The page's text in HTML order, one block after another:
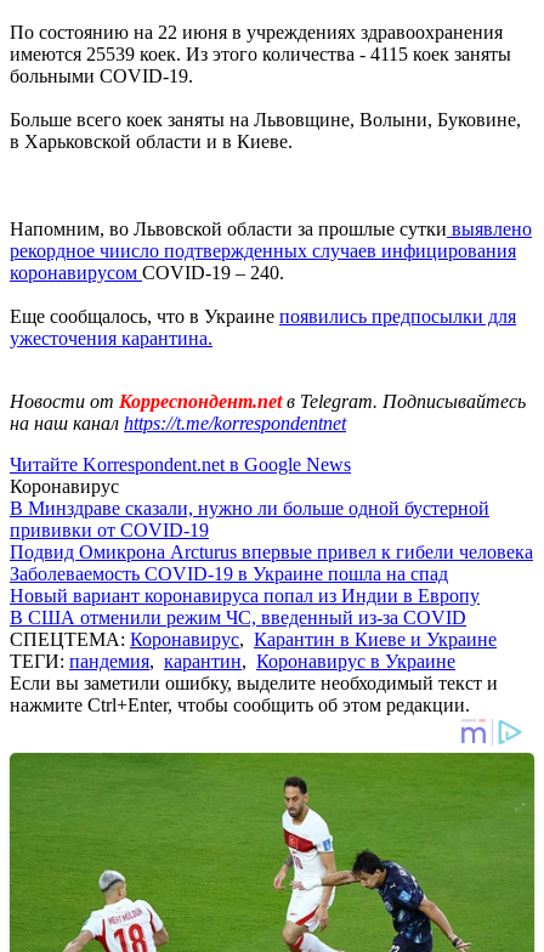
По состоянию на 22 июня в учреждениях здравоохранения
имеются 25539 коек. Из этого количества - 4115 коек заняты
больными COVID-19.
Больше всего коек заняты на Львовщине, Волыни, Буковине,
в Харьковской области и в Киеве.
Напомним, во Львовской области за прошлые сутки выявлено
рекордное чиисло подтвержденных случаев инфицирования
коронавирусом COVID-19 – 240.
Еще сообщалось, что в Украине появились предпосылки для
ужесточения карантина.
Новости от Корреспондент.netв Telegram. Подписывайтесь
на наш канал https://t.me/korrespondentnet
Читайте Korrespondent.net в Google News
Коронавирус
В Минздраве сказали, нужно ли больше одной бустерной
прививки от COVID-19
Подвид Омикрона Arcturus впервые привел к гибели человека
Заболеваемость COVID-19 в Украине пошла на спад
Новый вариант коронавируса попал из Индии в Европу
В США отменили режим ЧС, введенный из-за COVID
СПЕЦТЕМА: Коронавирус, Карантин в Киеве и Украине
ТЕГИ: пандемия, карантин, Коронавирус в Украине
Если вы заметили ошибку, выделите необходимый текст и
нажмите Ctrl+Enter, чтобы сообщить об этом редакции.